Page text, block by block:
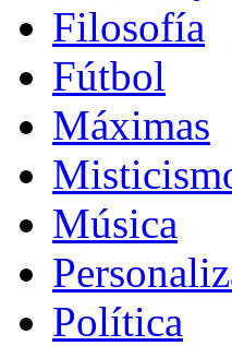
Filosofía
Fútbol
Máximas
Música
Política